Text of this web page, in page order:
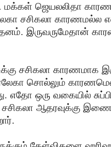
மக்கள் ஜெயலலிதா
சசிகலா காரணமல்ல
இருவருமேதான்
சசிகலா காரணமாக
சொல்லும்
ஒரு வகையில்
சசிகலா ஆதரவுக்கு